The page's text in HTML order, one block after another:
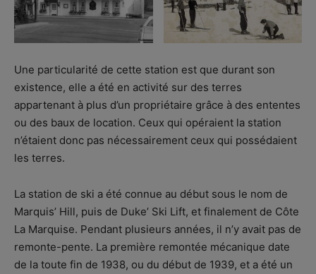
Une particularité de cette station est que durant son
existence, elle a été en activité sur des terres
appartenant à plus d’un propriétaire grâce à des ententes
ou des baux de location. Ceux qui opéraient la station
n’étaient donc pas nécessairement ceux qui possédaient
les terres.
La station de ski a été connue au début sous le nom de
Marquis’ Hill, puis de Duke’ Ski Lift, et finalement de Côte
La Marquise. Pendant plusieurs années, il n’y avait pas de
remonte-pente. La première remontée mécanique date
de la toute fin de 1938, ou du début de 1939, et a été un